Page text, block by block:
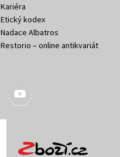
Kariéra
Etický kodex
Nadace Albatros
Restorio – online antikvariát